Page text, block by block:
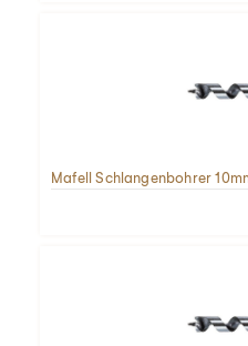
Mafell Schlangenbohrer